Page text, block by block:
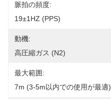
脈拍の頻度:
19±1HZ (PPS)
動機:
高圧縮ガス (N2)
最大範囲:
7m (3-5m以内での使用が最適)